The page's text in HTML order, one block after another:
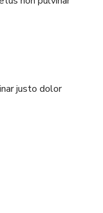
justo dolor